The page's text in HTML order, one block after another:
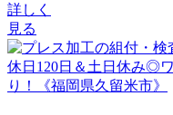
詳しく
見る